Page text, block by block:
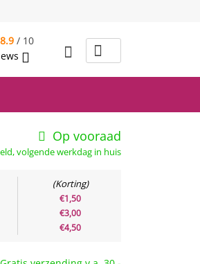
8.9 / 10
Op vooraad
volgende werkdag in huis
Korting
€1,50
€3,00
€4,50